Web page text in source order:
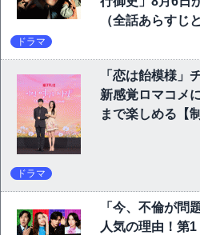
（全話あらすじ
ドラマ
「恋は飴模様」
新感覚ロマコメ
まで楽しめる【
ドラマ
「今、不倫が問
人気の理由！第